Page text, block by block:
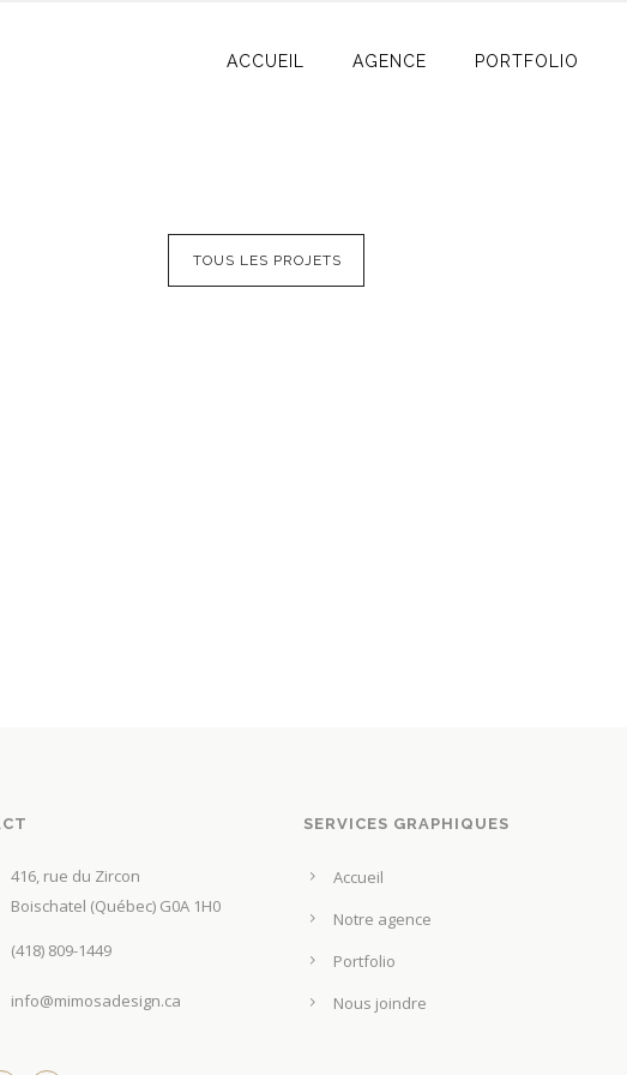
ACCUEIL AGENCE PORTFOLIO
TOUS LES PROJETS
416, rue du Zircon
Boischatel (Québec) G0A 1H0
(418) 809-1449
info@mimosadesign.ca
SERVICES GRAPHIQUES
Accueil
Notre agence
Portfolio
Nous joindre